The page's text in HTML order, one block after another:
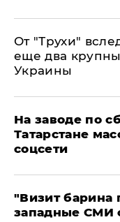
От "Трухи"
еще два
Украины
На заводе по
Татарстане
соцсети
"Визит барина
западные СМИ